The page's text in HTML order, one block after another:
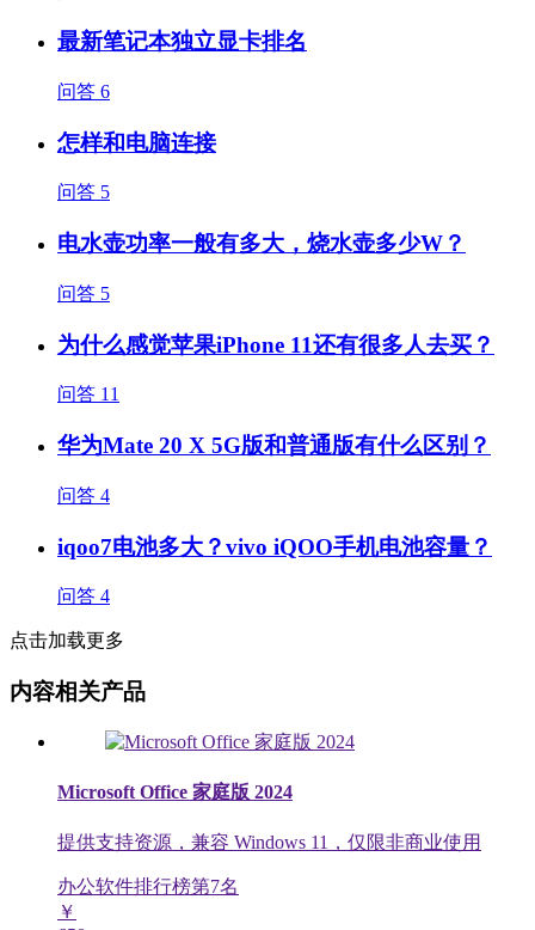
最新笔记本独立显卡排名
问答 6
怎样和电脑连接
问答 5
电水壶功率一般有多大，烧水壶多少W？
问答 5
为什么感觉苹果iPhone 11还有很多人去买？
问答 11
华为Mate 20 X 5G版和普通版有什么区别？
问答 4
iqoo7电池多大？vivo iQOO手机电池容量？
问答 4
点击加载更多
内容相关产品
Microsoft Office 家庭版 2024
提供支持资源，兼容 Windows 11，仅限非商业使用
办公软件排行榜第7名
￥